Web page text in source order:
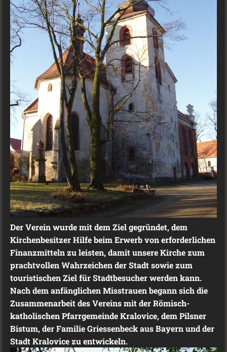
Der Verein wurde mit dem Ziel gegründet, dem
Kirchenbesitzer Hilfe beim Erwerb von erforderlichen
Finanzmitteln zu leisten, damit unsere Kirche zum
prachtvollen Wahrzeichen der Stadt sowie zum
touristischen Ziel für Stadtbesucher werden kann.
Nach dem anfänglichen Misstrauen begann sich die
Zusammenarbeit des Vereins mit der Römisch-
katholischen Pfarrgemeinde Kralovice, dem Pilsner
Bistum, der Familie Griessenbeck aus Bayern und der
Stadt Kralovice zu entwickeln.